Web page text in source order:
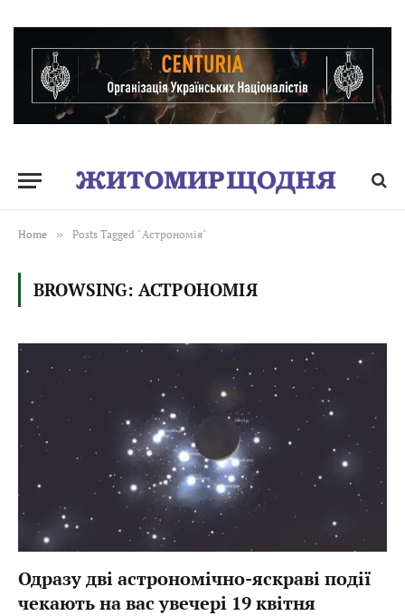
Home » Posts Tagged "Астрономія"
BROWSING: АСТРОНОМІЯ
Одразу дві астрономічно-яскраві події
чекають на вас увечері 19 квітня